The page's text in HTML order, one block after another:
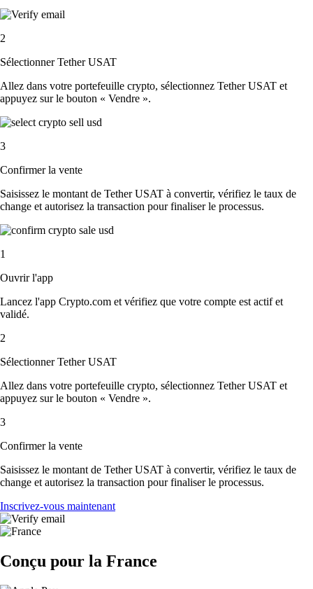
2
Sélectionner Tether USAT
Allez dans votre portefeuille crypto, sélectionnez Tether USAT et
appuyez sur le bouton « Vendre ».
3
Confirmer la vente
Saisissez le montant de Tether USAT à convertir, vérifiez le taux de
change et autorisez la transaction pour finaliser le processus.
1
Ouvrir l'app
Lancez l'app Crypto.com et vérifiez que votre compte est actif et
validé.
2
Sélectionner Tether USAT
Allez dans votre portefeuille crypto, sélectionnez Tether USAT et
appuyez sur le bouton « Vendre ».
3
Confirmer la vente
Saisissez le montant de Tether USAT à convertir, vérifiez le taux de
change et autorisez la transaction pour finaliser le processus.
Inscrivez-vous maintenant
Conçu pour la France